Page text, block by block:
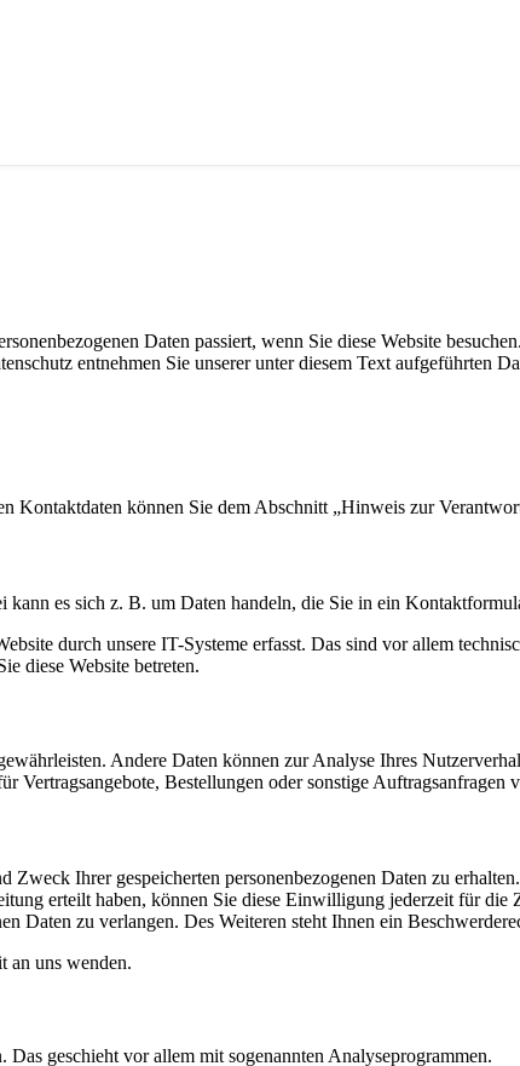
Daten passiert, wenn Sie diese Website
entnehmen Sie unserer unter diesem Text aufgeführten
Kontaktdaten können Sie dem Abschnitt „Hinweis zur
es sich z. B. um Daten handeln, die Sie in ein
durch unsere IT-Systeme erfasst. Das sind vor allem
diese Website betreten.
Andere Daten können zur Analyse Ihres
Vertragsangebote, Bestellungen oder sonstige Auftragsanfragen
Ihrer gespeicherten personenbezogenen Daten zu
erteilt haben, können Sie diese Einwilligung jederzeit für
Daten zu verlangen. Des Weiteren steht Ihnen ein
an uns wenden.
geschieht vor allem mit sogenannten Analyseprogrammen.